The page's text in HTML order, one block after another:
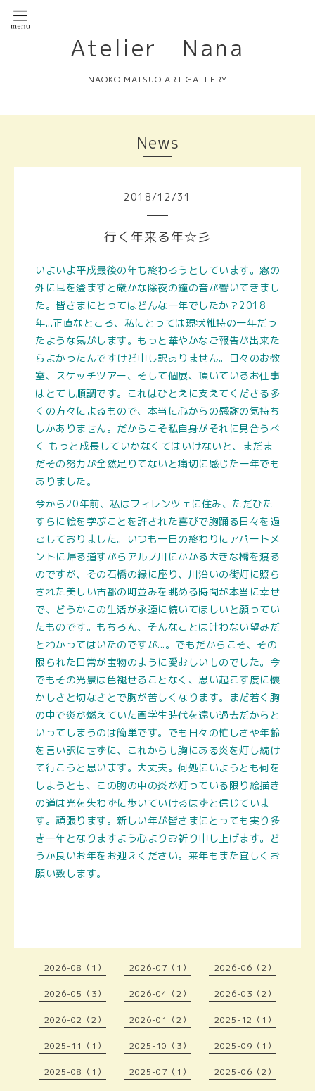
Atelier Nana
NAOKO MATSUO ART GALLERY
News
2018/12 /31
行く年来る年☆彡
いよいよ平成最後の年も終わろうとしています。窓の
外に耳を澄ますと厳かな除夜の鐘の音が響いてきまし
た。皆さまにとってはどんな一年でしたか？2018
年...正直なところ、私にとっては現状維持の一年だっ
たような気がします。もっと華やかなご報告が出来た
らよかったんですけど申し訳ありません。日々のお教
室、スケッチツアー、そして個展、頂いているお仕事
はとても順調です。これはひとえに支えてくださる多
くの方々によるもので、本当に心からの感謝の気持ち
しかありません。だからこそ私自身がそれに見合うべ
く もっと成長していかなくてはいけないと、まだま
だその努力が全然足りてないと痛切に感じた一年でも
ありました。
今から20年前、私はフィレンツェに住み、ただひた
すらに絵を学ぶことを許された喜びで胸踊る日々を過
ごしておりました。いつも一日の終わりにアパートメ
ントに帰る道すがらアルノ川にかかる大きな橋を渡る
のですが、その石橋の縁に座り、川沿いの街灯に照ら
された美しい古都の町並みを眺める時間が本当に幸せ
で、どうかこの生活が永遠に続いてほしいと願ってい
たものです。もちろん、そんなことは叶わない望みだ
とわかってはいたのですが...。でもだからこそ、その
限られた日常が宝物のように愛おしいものでした。今
でもその光景は色褪せることなく、思い起こす度に懐
かしさと切なさとで胸が苦しくなります。まだ若く胸
の中で炎が燃えていた画学生時代を遠い過去だからと
いってしまうのは簡単です。でも日々の忙しさや年齢
を言い訳にせずに、これからも胸にある炎を灯し続け
て行こうと思います。大丈夫。何処にいようとも何を
しようとも、この胸の中の炎が灯っている限り絵描き
の道は光を失わずに歩いていけるはずと信じていま
す。頑張ります。新しい年が皆さまにとっても実り多
き一年となりますよう心よりお祈り申し上げます。ど
うか良いお年をお迎えください。来年もまた宜しくお
願い致します。
2026-08（1） 2026-07（1） 2026-06（2）
2026-05（3） 2026-04（2） 2026-03（2）
2026-02（2） 2026-01（2） 2025-12（1）
2025-11（1） 2025-10（3） 2025-09（1）
2025-08（1） 2025-07（1） 2025-06（2）